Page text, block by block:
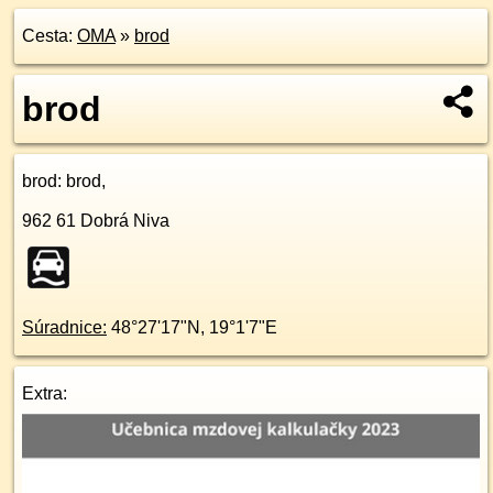
Cesta: OMA» brod
brod
brod: brod,
962 61 Dobrá Niva
Súradnice: 48°27'17"N , 19°1'7"E
Extra: